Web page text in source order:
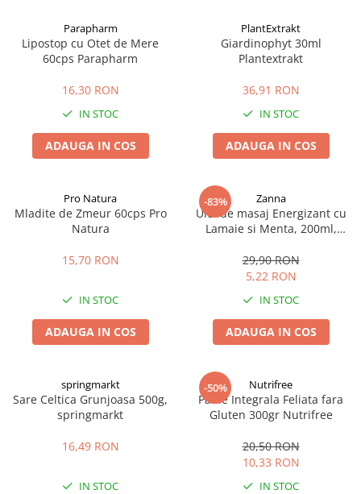
Sanatatea ochilor
Hepato-biliare
Glanda tiroida
Probleme renale
Prostata, urologie
Sistemul osos
Produse naturiste
Antiinflamator
Antitumorale
Articulatii sanatoase
Cardiovasculare
Imunitate
Memorie
Produse sanatate sexuala
Produse pentru Ea
Indulcitori
Miere
Bomboane
Gume de mestecat
Siropuri, gemuri
Ciocolata
Miere Manuka
Mancare sanatoasa
Leguminoase
Uleiuri alimentare
Ulei CBD
Produse instant
Geluri de dus naturale
Vopsele
Produse de uz casnic
Produse pentru bucatarie
Produse igienizare
Deodorante
Igiena orala
Protectie antivirala
Sare de baie
Detergenti Bio
Parapharm
Lipostop cu Otet de Mere
60cps Parapharm
16,30 RON
IN STOC
ADAUGA IN COS
PlantExtrakt
Giardinophyt 30ml
Plantextrakt
36,91 RON
IN STOC
ADAUGA IN COS
Pro Natura
Mladite de Zmeur 60cps Pro
Natura
15,70 RON
IN STOC
ADAUGA IN COS
-83% Zanna
Ulei de masaj Energizant cu
Lamaie si Menta, 200ml,
29,90 RON
5,22 RON
IN STOC
ADAUGA IN COS
springmarkt
Sare Celtica Grunjoasa 500g,
springmarkt
16,49 RON
IN STOC
-50% Nutrifree
Paine Integrala Feliata fara
Gluten 300gr Nutrifree
20,50 RON
10,33 RON
IN STOC